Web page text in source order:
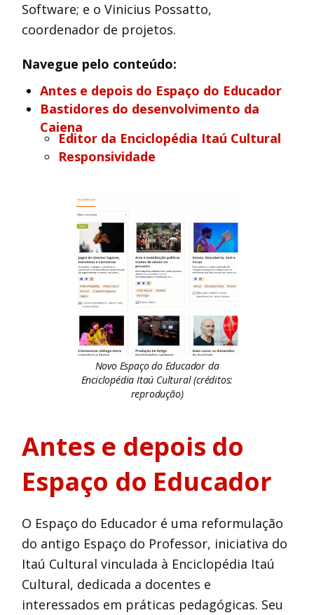
Software; e o Vinicius Possatto,
coordenador de projetos.
Navegue pelo conteúdo:
Antes e depois do Espaço do Educador
Bastidores do desenvolvimento da
Caiena
Editor da Enciclopédia Itaú Cultural
Responsividade
Novo Espaço do Educador da
Enciclopédia Itaú Cultural (créditos:
reprodução)
Antes e depois do
Espaço do Educador
O Espaço do Educador é uma reformulação
do antigo Espaço do Professor, iniciativa do
Itaú Cultural vinculada à Enciclopédia Itaú
Cultural, dedicada a docentes e
interessados em práticas pedagógicas. Seu